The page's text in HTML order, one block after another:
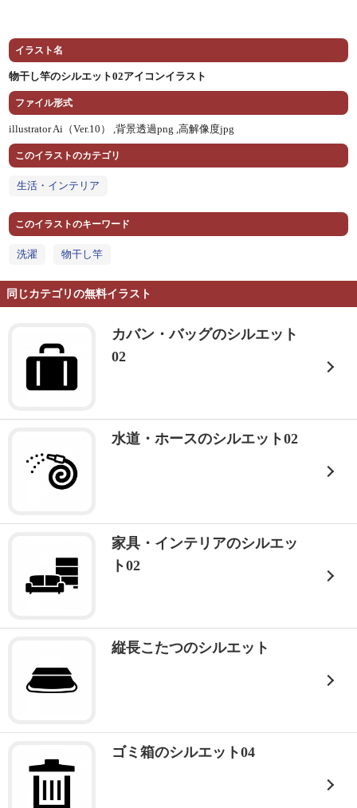
イラスト名
物干し竿のシルエット02アイコンイラスト
ファイル形式
illustrator Ai（Ver.10） ,背景透過png ,高解像度jpg
このイラストのカテゴリ
生活・インテリア
このイラストのキーワード
洗濯 物干し竿
同じカテゴリの無料イラスト
カバン・バッグのシルエット
02
水道・ホースのシルエット02
家具・インテリアのシルエッ
ト02
縦長こたつのシルエット
ゴミ箱のシルエット04